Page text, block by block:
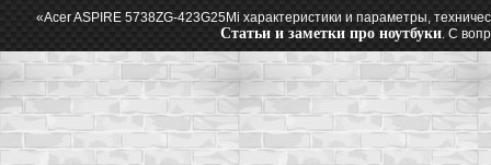
«Acer ASPIRE 5738ZG-423G25Mi характеристики и параметры,
Статьи и заметки про ноутбуки. С